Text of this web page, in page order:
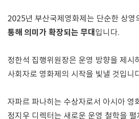
2025년 부산국제영화제는 단순한 상영
통해 의미가 확장되는 무대 입니다.
정한석 집행위원장은 운영 방향을 제시
사회자로 영화제의 시작을 빛낼 것입니
자파르 파나히는 수상자로서 아시아 영
정지우 디렉터는 새로운 운영 철학을